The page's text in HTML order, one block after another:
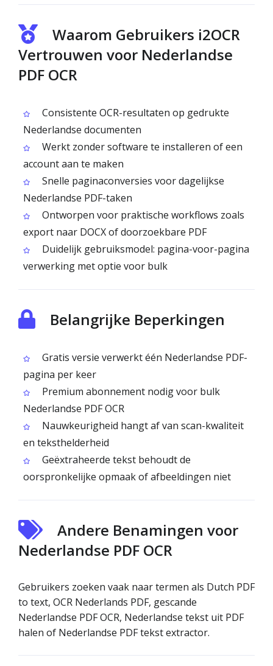
Waarom Gebruikers i2OCR
Vertrouwen voor Nederlandse
PDF OCR
Consistente OCR-resultaten op gedrukte
Nederlandse documenten
Werkt zonder software te installeren of een
account aan te maken
Snelle paginaconversies voor dagelijkse
Nederlandse PDF-taken
Ontworpen voor praktische workflows zoals
export naar DOCX of doorzoekbare PDF
Duidelijk gebruiksmodel: pagina-voor-pagina
verwerking met optie voor bulk
Belangrijke Beperkingen
Gratis versie verwerkt één Nederlandse PDF-
pagina per keer
Premium abonnement nodig voor bulk
Nederlandse PDF OCR
Nauwkeurigheid hangt af van scan-kwaliteit
en teksthelderheid
Geëxtraheerde tekst behoudt de
oorspronkelijke opmaak of afbeeldingen niet
Andere Benamingen voor
Nederlandse PDF OCR
Gebruikers zoeken vaak naar termen als Dutch PDF
to text, OCR Nederlands PDF, gescande
Nederlandse PDF OCR, Nederlandse tekst uit PDF
halen of Nederlandse PDF tekst extractor.